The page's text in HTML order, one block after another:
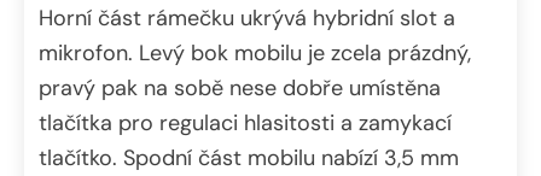
Horní část rámečku ukrývá hybridní slot a
mikrofon. Levý bok mobilu je zcela prázdný,
pravý pak na sobě nese dobře umístěna
tlačítka pro regulaci hlasitosti a zamykací
tlačítko. Spodní část mobilu nabízí 3,5 mm